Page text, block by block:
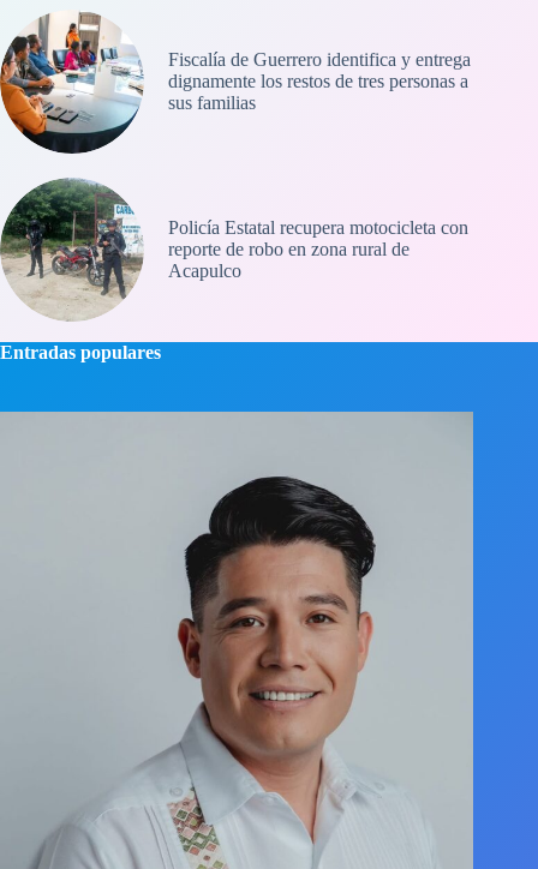
Fiscalía de Guerrero identifica y entrega
dignamente los restos de tres personas a
sus familias
Policía Estatal recupera motocicleta con
reporte de robo en zona rural de
Acapulco
Entradas populares